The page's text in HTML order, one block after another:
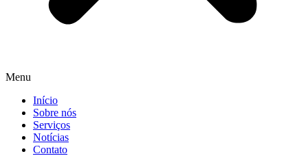
Menu
Início
Sobre nós
Serviços
Notícias
Contato